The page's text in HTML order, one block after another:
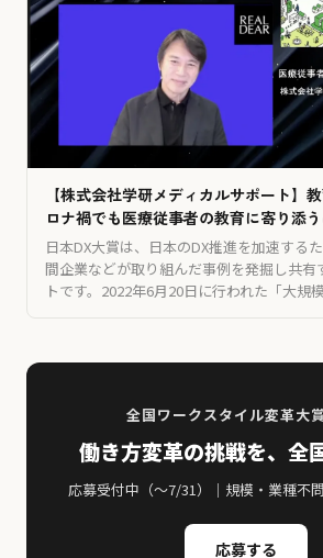
【株式会社学研メディカルサポート】
ロナ禍でも医療従事者の教育に寄り添
日本DX大賞は、日本のDX推進を加速する
間企業などが取り組んだ事例を発掘し共有
トです。2022年6月20日に行われた「大規
全国ワークスタイル変革大
働き方変革の挑戦を、全
応募受付中（〜7/31）｜規模・業種不
応募する